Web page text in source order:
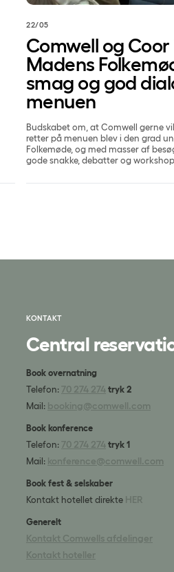
22/05
Comwell og
Madens
smag og god
menuen
Budskabet om, at Comwell gerne
retter på menuen blev i den grad
Folkemøde, og med masser af
gode snakke, debatter og
KONTAKT
Central
Book overnatning
Telefon: 70 274 274 tryk 2
Mail: booking@comwell.com
Book konference
Telefon: 70 274 274 tryk 1
Mail: konference@comwell.com
Book fest & selskaber
Kontakt hotellet direkte HER
Generelt
Kontakt Comwells afdelinger
Kontakt hoteller